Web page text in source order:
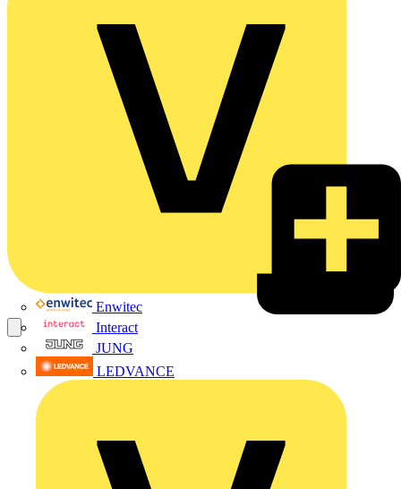
Enwitec
Interact
JUNG
LEDVANCE